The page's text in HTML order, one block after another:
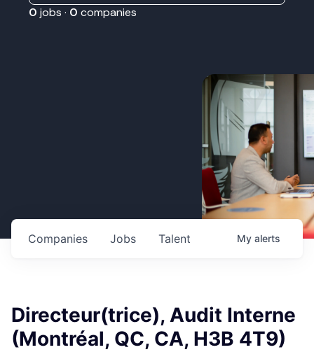
0 jobs · 0 companies
Jobs
Companies Talent My alerts
Directeur(trice), Audit Interne
(Montréal, QC, CA, H3B 4T9)